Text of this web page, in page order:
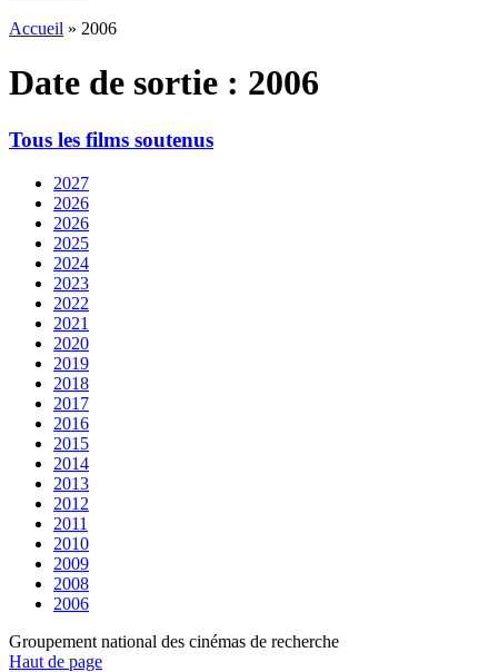
Accueil » 2006
Date de sortie : 2006
Tous les films soutenus
2027
2026
2026
2025
2024
2023
2022
2021
2020
2019
2018
2017
2016
2015
2014
2013
2012
2011
2010
2009
2008
2006
Groupement national des cinémas de recherche
Haut de page